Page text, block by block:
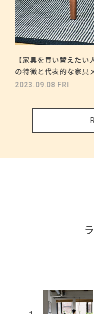
【家具を買い替えた
の特徴と代表的な家具
2023.09.08 FRI